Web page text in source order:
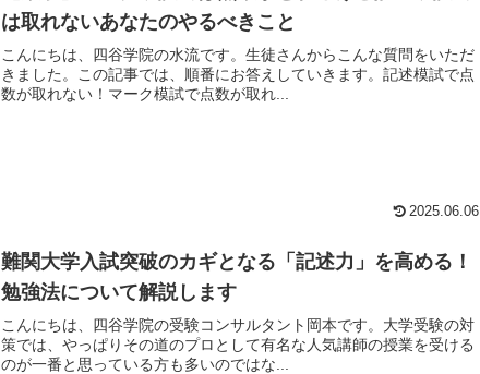
は取れないあなたのやるべきこと
こんにちは、四谷学院の水流です。生徒さんからこんな質問をいただ
きました。この記事では、順番にお答えしていきます。記述模試で点
数が取れない！マーク模試で点数が取れ...
2025.06.06
難関大学入試突破のカギとなる「記述力」を高める！
勉強法について解説します
こんにちは、四谷学院の受験コンサルタント岡本です。大学受験の対
策では、やっぱりその道のプロとして有名な人気講師の授業を受ける
のが一番と思っている方も多いのではな...